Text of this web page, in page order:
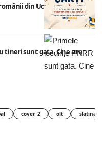
din Ucraina
tineri sunt gata. Cine are
cover 2 olt slatina